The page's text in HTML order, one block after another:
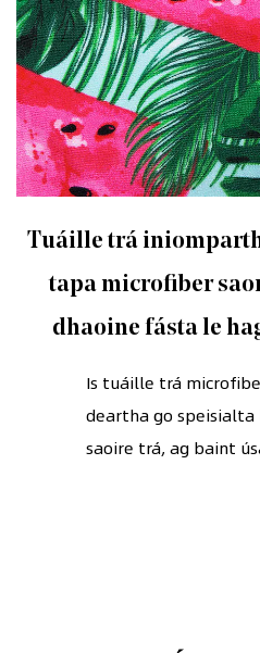
Tuáille trá
tapa microfiber
dhaoine fásta le
snámha
Is tuáille trá
deartha go speisialta
saoire trá, ag baint